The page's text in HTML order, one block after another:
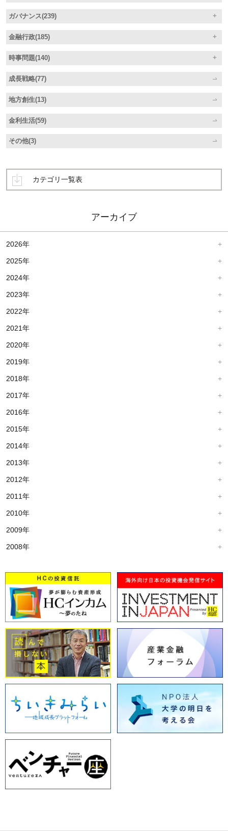
ガバナンス(239)
金融行政(185)
時事問題(140)
成長戦略(77)
地方創生(13)
金利生活(59)
その他(3)
カテゴリ一覧表
アーカイブ
2026年
2025年
2024年
2023年
2022年
2021年
2020年
2019年
2018年
2017年
2016年
2015年
2014年
2013年
2012年
2011年
2010年
2009年
2008年